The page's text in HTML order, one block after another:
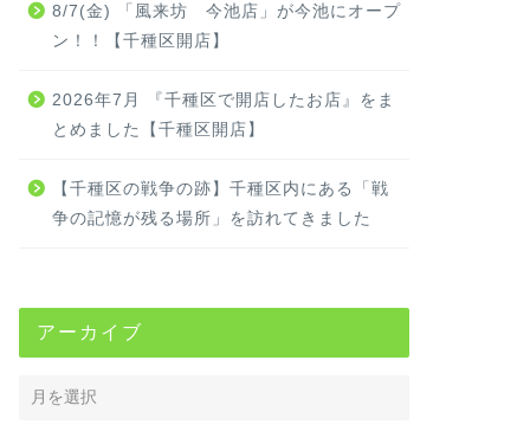
8/7(金) 「風来坊 今池店」が今池にオープ
ン！！【千種区開店】
2026年7月 『千種区で開店したお店』をま
とめました【千種区開店】
【千種区の戦争の跡】千種区内にある「戦
争の記憶が残る場所」を訪れてきました
アーカイブ